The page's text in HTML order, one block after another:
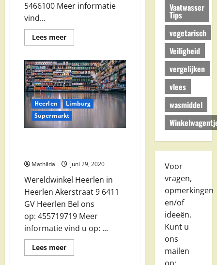
5466100 Meer informatie
vind...
Lees meerLees
meer
Plusmarkten
Heerlen
BV
in
Heerlen
Heerlen
Limburg
Supermarkt
Mathilda juni 29, 2020
Wereldwinkel Heerlen in
Heerlen Akerstraat 9 6411
GV Heerlen Bel ons
op: 455719719 Meer
informatie vind u op: ...
Lees meerLees
meer
Vaatwasser
Tips
vegetarisch
Veiligheid
vergelijken
vlees
wasmiddel
Voor
vragen,
opmerkingen
en/of
ideeën.
Kunt u
ons
mailen